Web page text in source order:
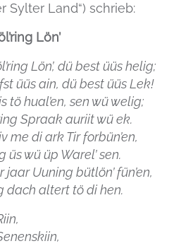
Sylter Land“) schrieb:
Lön’
Lön’, dü best üüs helig;
üüs ain, dü best üüs Lek!
tö hual’en, sen wü welig;
Spraak auriit wü ek.
me di ark Tir forbün’en,
üs wü üp Warel’ sen.
jaar Uuning bütlön’ fün’en,
dach altert tö di hen.